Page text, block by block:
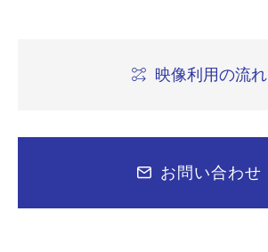
映像利用の流れ
お問い合わせ